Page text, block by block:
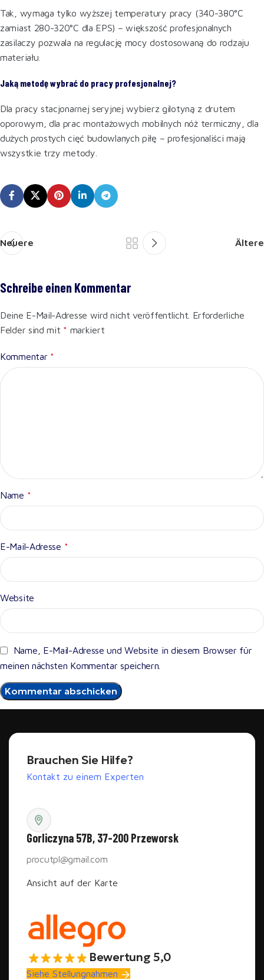
Tak, wymaga tylko wyższej temperatury pracy (340-380°C
zamiast 280-320°C dla EPS) – większość profesjonalnych
zasilaczy pozwala na regulację mocy dostosowaną do rodzaju
materiału.
Jaką metodę wybrać do pracy profesjonalnej?
Dla pracy stacjonarnej seryjnej wybierz gilotyną z drutem
oporowym, dla prac montażowych mobilnych nóż termiczny, dla
dużych prostych cięć budowlanych piłę – profesjonaliści mają
wszystkie trzy metody.
Neuere Ältere
Schreibe einen Kommentar
Deine E-Mail-Adresse wird nicht veröffentlicht. Erforderliche
Felder sind mit * markiert
Kommentar *
Name *
E-Mail-Adresse *
Website
Name, E-Mail-Adresse und Website in diesem Browser für
meinen nächsten Kommentar speichern.
Brauchen Sie Hilfe?
Kontakt zu einem Experten
Gorliczyna 57B, 37-200 Przeworsk
procutpl@gmail.com
Ansicht auf der Karte
Bewertung 5,0
Siehe Stellungnahmen